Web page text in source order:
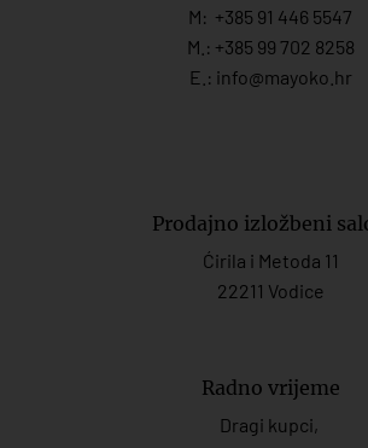
M: +385 91 446 5547
M.: +385 99 702 8258
E.: info@mayoko. hr
Prodajno izložbeni
Ćirila i Metoda 11
22211 Vodice
Radno vrijeme
Dragi kupci,